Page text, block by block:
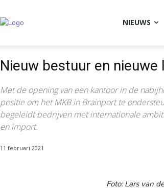
NIEUWS
Nieuw bestuur en
Met de opening van een kantoor in de
positie om het MKB in Brainport te
begeleidt bedrijven met internationale
en import.
11 februari 2021
Foto: Lars van